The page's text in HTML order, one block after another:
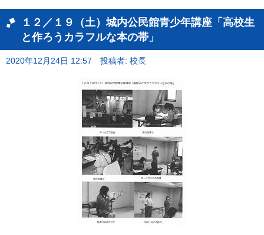
１２／１９（土）城内公民館青少年講座「高校生
と作ろうカラフルな本の帯」
2020年12月24日 12:57 投稿者: 校長